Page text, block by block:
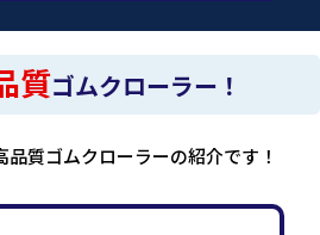
質ゴムクローラー！
質ゴムクローラーの紹介です！